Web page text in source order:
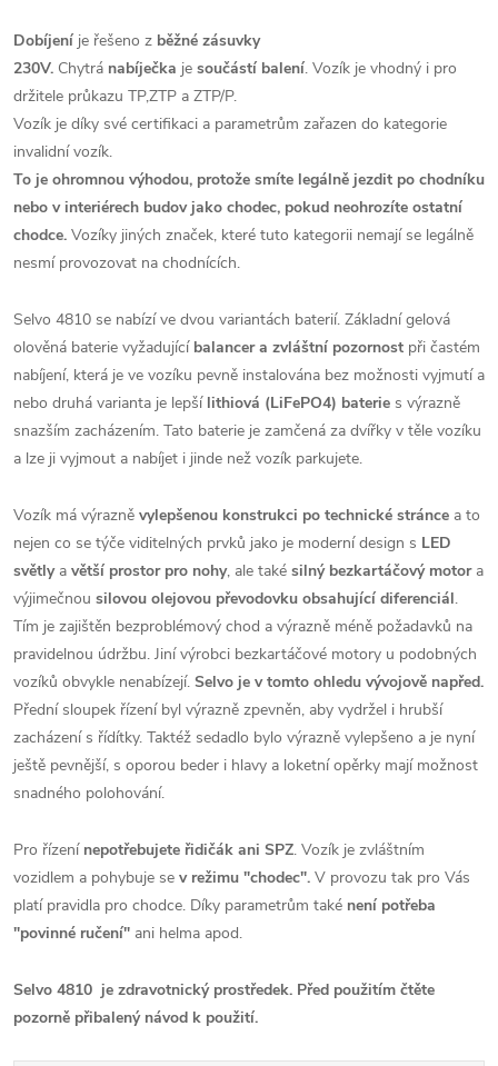
Dobíjení je řešeno z běžné zásuvky
230V. Chytrá nabíječka je součástí balení. Vozík je vhodný i pro
držitele průkazu TP,ZTP a ZTP/P.
Vozík je díky své certifikaci a parametrům zařazen do kategorie
invalidní vozík.
To je ohromnou výhodou, protože smíte legálně jezdit po chodníku
nebo v interiérech budov jako chodec, pokud neohrozíte ostatní
chodce. Vozíky jiných značek, které tuto kategorii nemají se legálně
nesmí provozovat na chodnících.
Selvo 4810 se nabízí ve dvou variantách baterií. Základní gelová
olověná baterie vyžadující balancer a zvláštní pozornost při častém
nabíjení, která je ve vozíku pevně instalována bez možnosti vyjmutí a
nebo druhá varianta je lepší lithiová (LiFePO4) baterie s výrazně
snazším zacházením. Tato baterie je zamčená za dvířky v těle vozíku
a lze ji vyjmout a nabíjet i jinde než vozík parkujete.
Vozík má výrazně vylepšenou konstrukci po technické stránce a to
nejen co se týče viditelných prvků jako je moderní design s LED
světly a větší prostor pro nohy, ale také silný bezkartáčový motora
výjimečnou silovou olejovou převodovku obsahující diferenciál.
Tím je zajištěn bezproblémový chod a výrazně méně požadavků na
pravidelnou údržbu. Jiní výrobci bezkartáčové motory u podobných
vozíků obvykle nenabízejí. Selvo je v tomto ohledu vývojově napřed.
Přední sloupek řízení byl výrazně zpevněn, aby vydržel i hrubší
zacházení s řídítky. Taktéž sedadlo bylo výrazně vylepšeno a je nyní
ještě pevnější, s oporou beder i hlavy a loketní opěrky mají možnost
snadného polohování.
Pro řízení nepotřebujete řidičák ani SPZ. Vozík je zvláštním
vozidlem a pohybuje se v režimu "chodec". V provozu tak pro Vás
platí pravidla pro chodce. Díky parametrům také není potřeba
"povinné ručení" ani helma apod.
Selvo 4810 je zdravotnický prostředek. Před použitím čtěte
pozorně přibalený návod k použití.